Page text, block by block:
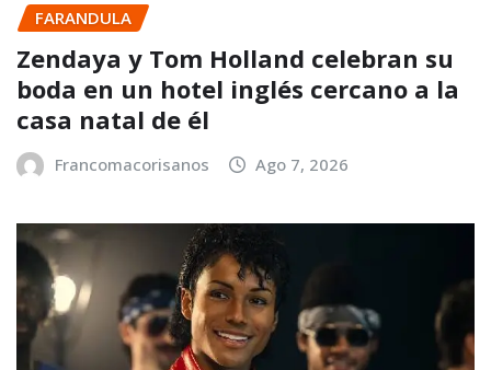
FARANDULA
Zendaya y Tom Holland celebran su
boda en un hotel inglés cercano a la
casa natal de él
Francomacorisanos Ago 7, 2026